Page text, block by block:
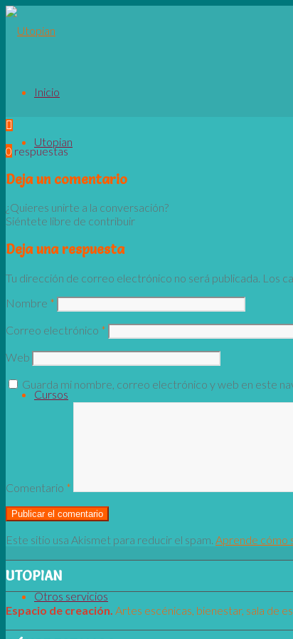
Inicio
Utopian
Cursos
Otros servicios
0 respuestas
Deja un comentario
¿Quieres unirte a la conversación?
Siéntete libre de contribuir
Deja una respuesta
Tu dirección de correo electrónico no será publicada. Los
Nombre *
Correo electrónico *
Web
Guarda mi nombre, correo electrónico y web en este
Comentario *
Este sitio usa Akismet para reducir el spam. Aprende cómo
UTOPIAN
Espacio de creación. Artes escénicas, bienestar, sala de